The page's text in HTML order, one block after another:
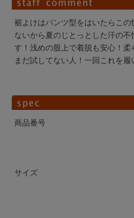
裾よけはパンツ型をはいたらこ
ないから夏のじとっとした汗の
す！浅めの股上で着脱も安心！
まだ試してない人！一回これを
商品番号
サイズ